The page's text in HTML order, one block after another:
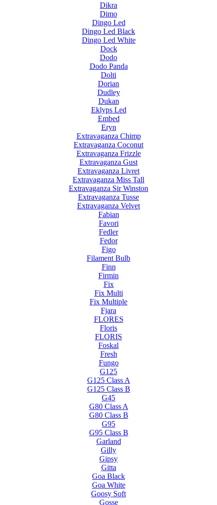
Dikra
Dimo
Dingo Led
Dingo Led Black
Dingo Led White
Dock
Dodo
Dodo Panda
Dolti
Dorian
Dudley
Dukan
Eklyps Led
Embed
Eryn
Extravaganza Chimp
Extravaganza Coconut
Extravaganza Frizzle
Extravaganza Gust
Extravaganza Livret
Extravaganza Miss Tall
Extravaganza Sir Winston
Extravaganza Tusse
Extravaganza Velvet
Fabian
Favori
Fedler
Fedor
Figo
Filament Bulb
Finn
Firmin
Fix
Fix Multi
Fix Multiple
Fjara
FLORES
Floris
FLORIS
Foskal
Fresh
Fungo
G125
G125 Class A
G125 Class B
G45
G80 Class A
G80 Class B
G95
G95 Class B
Garland
Gilly
Gipsy
Gitta
Goa Black
Goa White
Goosy Soft
Gosse